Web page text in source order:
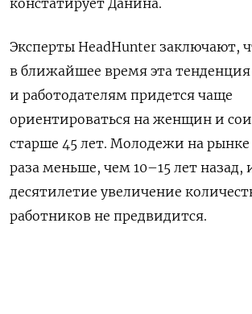
констатирует Данина.
Эксперты HeadHunter заключают,
в ближайшее время эта тенденция
и работодателям придется чаще
ориентироваться на женщин и
старше 45 лет. Молодежи на рынке
раза меньше, чем 10–15 лет
десятилетие увеличение
работников не предвидится.